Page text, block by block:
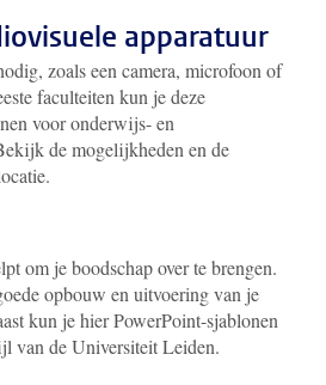
apparatuur
zoals een camera, microfoon of
faculteiten kun je deze
voor onderwijs- en
de mogelijkheden en de
om je boodschap over te brengen.
opbouw en uitvoering van je
kun je hier PowerPoint-sjablonen
van de Universiteit Leiden.